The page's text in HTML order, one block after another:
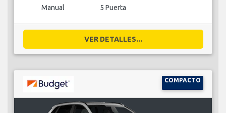
Manual 5 Puerta
VER DETALLES...
COMPACTO